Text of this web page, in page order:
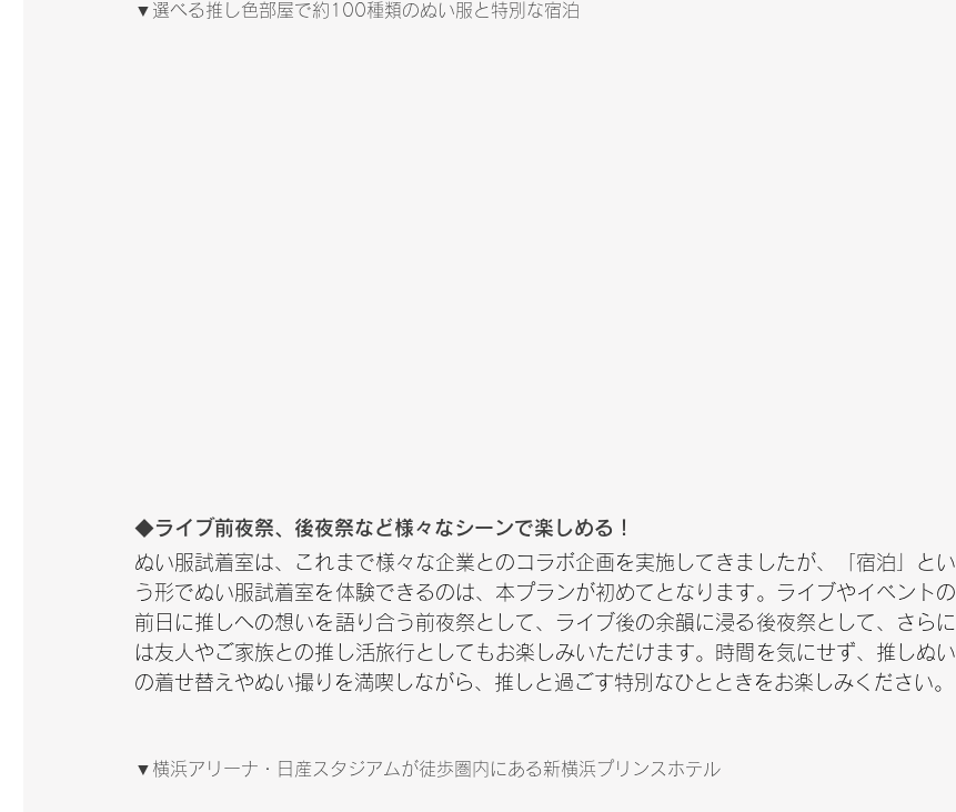
▼選べる推し色部屋で約100種類のぬい服と特別な宿泊
◆ライブ前夜祭、後夜祭など様々なシーンで楽しめる！
ぬい服試着室は、これまで様々な企業とのコラボ企画を実施してきましたが、「宿泊」とい
う形でぬい服試着室を体験できるのは、本プランが初めてとなります。ライブやイベントの
前日に推しへの想いを語り合う前夜祭として、ライブ後の余韻に浸る後夜祭として、さらに
は友人やご家族との推し活旅行としてもお楽しみいただけます。時間を気にせず、推しぬい
の着せ替えやぬい撮りを満喫しながら、推しと過ごす特別なひとときをお楽しみください。
▼横浜アリーナ・日産スタジアムが徒歩圏内にある新横浜プリンスホテル